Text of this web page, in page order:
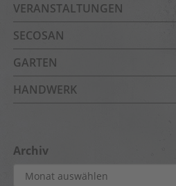
VERANSTALTUNGEN
SECOSAN
GARTEN
HANDWERK
Archiv
Archiv